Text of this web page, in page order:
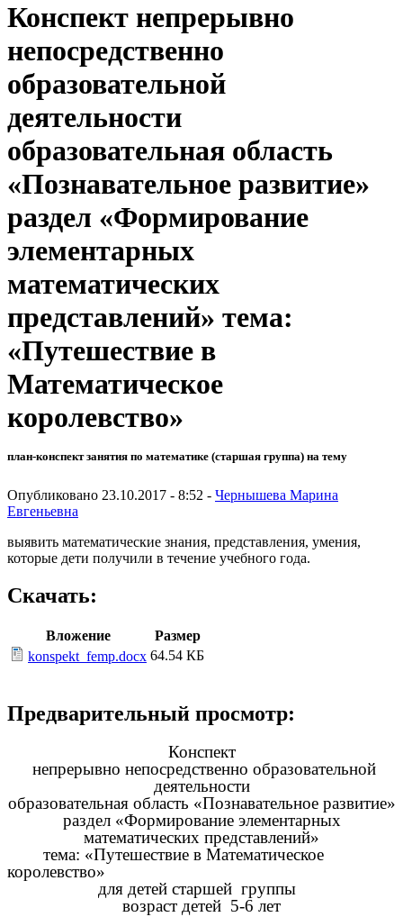
Конспект непрерывно
непосредственно
образовательной
деятельности
образовательная область
«Познавательное развитие»
раздел «Формирование
элементарных
математических
представлений» тема:
«Путешествие в
Математическое
королевство»
план-конспект занятия по математике (старшая группа) на тему
Опубликовано 23.10.2017 - 8:52 - Чернышева Марина
Евгеньевна
выявить математические знания, представления, умения,
которые дети получили в течение учебного года.
Скачать:
Вложение
Размер
konspekt_femp.docx 64.54 КБ
Предварительный просмотр:
Конспект
непрерывно непосредственно образовательной
деятельности
образовательная область «Познавательное развитие»
раздел «Формирование элементарных
математических представлений»
тема: «Путешествие в Математическое
королевство»
для детей старшей группы
возраст детей 5-6 лет